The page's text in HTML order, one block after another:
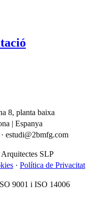
8, planta baixa
| Espanya
estudi@2bmfg.com
SLP
· Política de Privacitat
9001 i ISO 14006